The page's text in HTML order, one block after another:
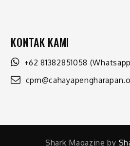
KONTAK KAMI
+62 81382851058
Shark Magazine by